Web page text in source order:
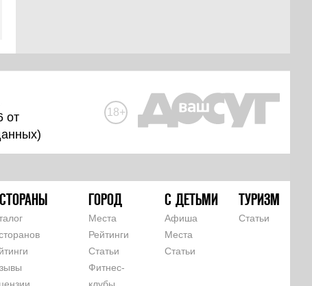
от
)
18+
ГОРОД
Места
Рейтинги
Статьи
Фитнес-
С ДЕТЬМИ
Афиша
Места
Статьи
ТУРИЗМ
Статьи